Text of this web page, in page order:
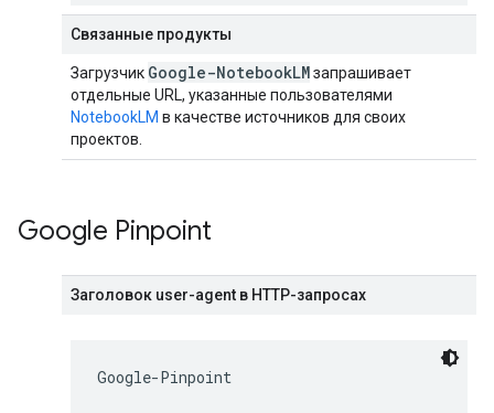
Связанные продукты
Загрузчик Google-NotebookLMзапрашивает
отдельные URL, указанные пользователями
NotebookLM в качестве источников для своих
проектов.
Google Pinpoint
Заголовок user-agent в HTTP-запросах
Google-Pinpoint